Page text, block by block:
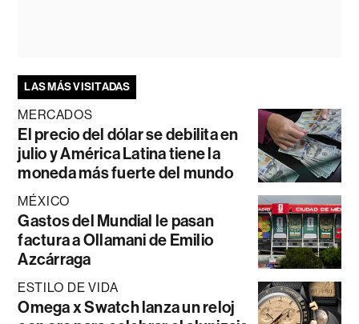
LAS MÁS VISITADAS
MERCADOS
El precio del dólar se debilita en
julio y América Latina tiene la
moneda más fuerte del mundo
MÉXICO
Gastos del Mundial le pasan
factura a Ollamani de Emilio
Azcárraga
ESTILO DE VIDA
Omega x Swatch lanza un reloj